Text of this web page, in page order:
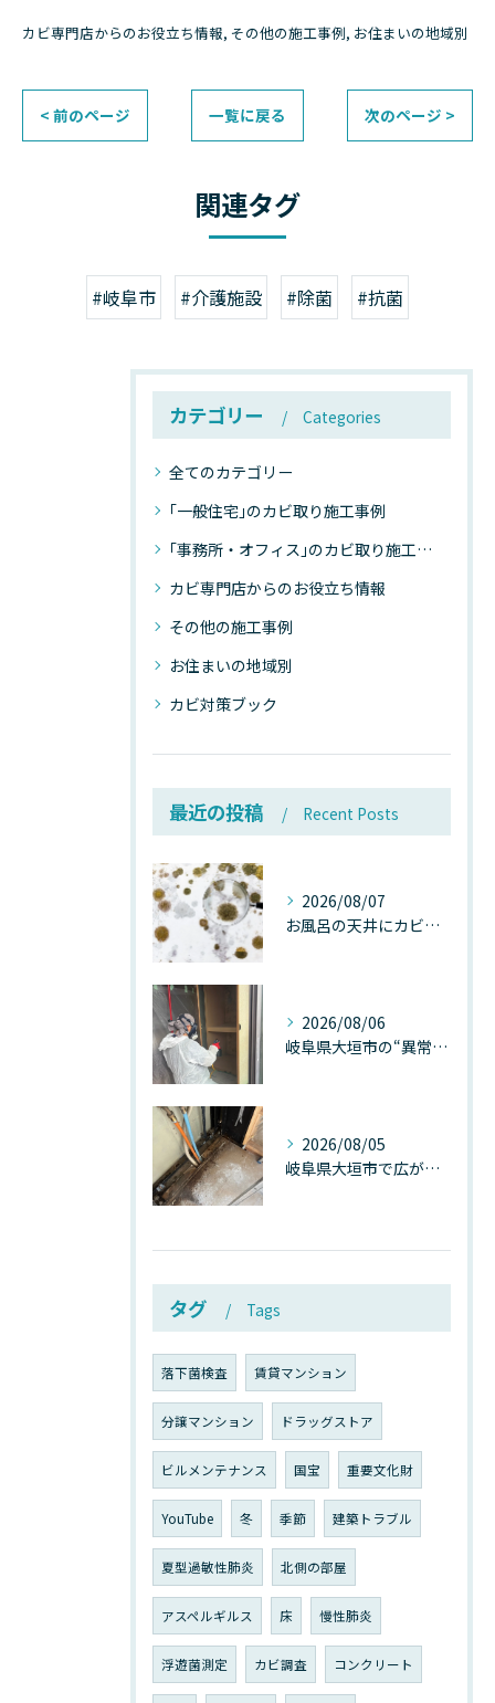
カビ専門店からのお役立ち情報 その他の施工事例 お住まいの地域別
< 前のページ 一覧に戻る 次のページ >
関連タグ
#岐阜市 #介護施設 #除菌 #抗菌
カテゴリー Categories
全てのカテゴリー
｢一般住宅｣のカビ取り施工事例
｢事務所・オフィス｣のカビ取り施工事例
カビ専門店からのお役立ち情報
その他の施工事例
お住まいの地域別
カビ対策ブック
最近の投稿 Recent Posts
2026/08/07
お風呂の天井にカビが生えたら要注意！2026年8月の猛暑・高湿度で急増する浴室カビの原因と正しい対策
2026/08/06
岐阜県大垣市の“異常に高い気温”が建物内部を腐らせる──深層カビが爆発的に増える本当の理由
2026/08/05
岐阜県大垣市で広がる“深層カビ汚染”──なぜ除カビが必要なのか、建物内部で起きている見えない危機
タグ Tags
落下菌検査 賃貸マンション
分譲マンション ドラッグストア
ビルメンテナンス 国宝 重要文化財
YouTube 冬 季節 建築トラブル
夏型過敏性肺炎 北側の部屋
アスペルギルス 床 慢性肺炎
浮遊菌測定 カビ調査 コンクリート